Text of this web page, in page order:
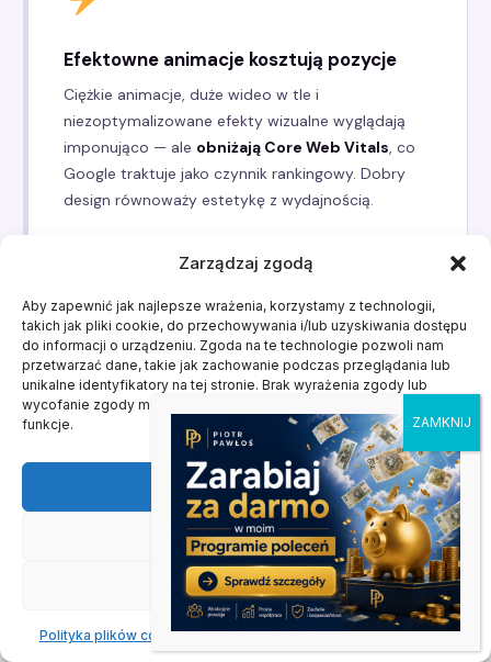
Zarządzaj zgodą
Aby zapewnić jak najlepsze wrażenia, korzystamy z technologii,
takich jak pliki cookie, do przechowywania i/lub uzyskiwania dostępu
do informacji o urządzeniu. Zgoda na te technologie pozwoli nam
przetwarzać dane, takie jak zachowanie podczas przeglądania lub
unikalne identyfikatory na tej stronie. Brak wyrażenia zgody lub
wycofanie zgody może niekorzystnie wpłynąć na niektóre cechy i
funkcje.
Akceptuję
Odmów
Zobacz preferencje
Polityka plików cookiesOświadczenie o prywatnościImpressum
Efektowne animacje kosztują pozycje
Ciężkie animacje, duże wideo w tle i
niezoptymalizowane efekty wizualne wyglądają
imponująco — ale obniżają Core Web Vitals , co
Google traktuje jako czynnik rankingowy. Dobry
design równoważy estetykę z wydajnością.
Treść projektowana razem z layoutem
— nie po
Strony budowane z lorem ipsum „do podmiany
później” kończą się treścią dopasowaną do
miejsca, nie do frazy.Treść i layout muszą
powstawać razem— wtedy każda sekcja ma
sens wizualny i SEO jednocześnie.